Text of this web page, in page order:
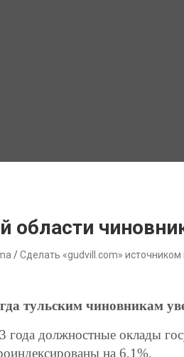
области
Сделать «gudvill.com» источником
тульским чиновникам
года должностные оклады
на 6,1%.